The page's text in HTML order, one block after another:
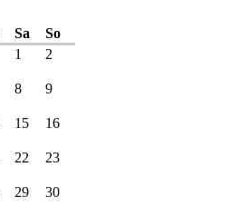
Sa
So
1
2
8 9
15 16
22 23
29 30